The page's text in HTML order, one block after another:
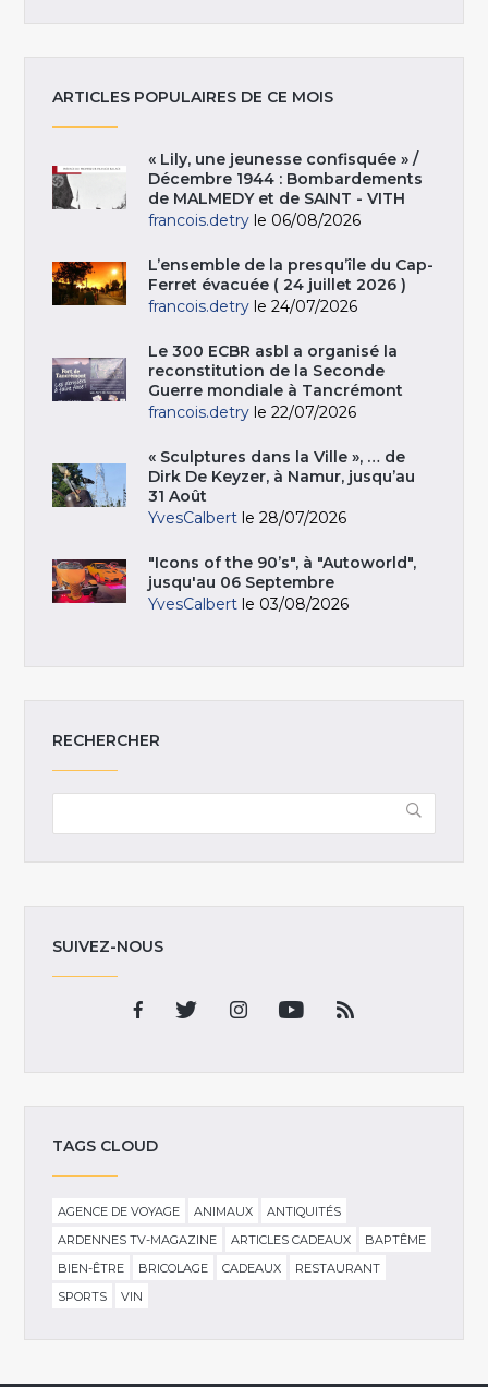
ARTICLES POPULAIRES DE CE MOIS
« Lily, une jeunesse confisquée » /
Décembre 1944 : Bombardements
de MALMEDY et de SAINT - VITH
francois.detry le 06/08/2026
L’ensemble de la presqu’île du Cap-
Ferret évacuée ( 24 juillet 2026 )
francois.detry le 24/07/2026
Le 300 ECBR asbl a organisé la
reconstitution de la Seconde
Guerre mondiale à Tancrémont
francois.detry le 22/07/2026
« Sculptures dans la Ville », … de
Dirk De Keyzer, à Namur, jusqu’au
31 Août
YvesCalbert le 28/07/2026
"Icons of the 90’s", à "Autoworld",
jusqu'au 06 Septembre
YvesCalbert le 03/08/2026
RECHERCHER
SUIVEZ-NOUS
TAGS CLOUD
AGENCE DE VOYAGE ANIMAUX
ANTIQUITÉS
ARDENNES TV-MAGAZINE
ARTICLES CADEAUX
BAPTÊME
BIEN-ÊTRE
BRICOLAGE CADEAUX
RESTAURANT
SPORTS
VIN